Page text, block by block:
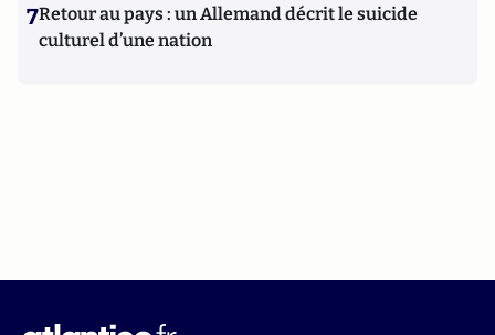
7Retour au pays : un Allemand décrit le suicide
culturel d’une nation